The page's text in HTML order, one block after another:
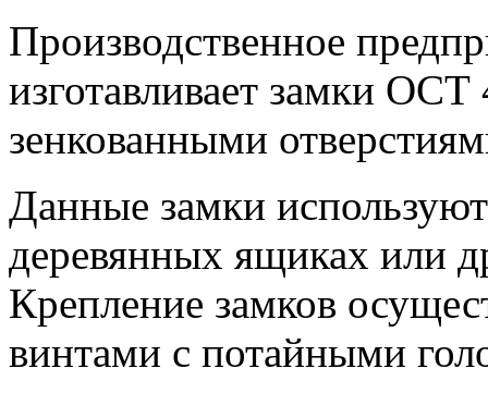
Производственное
изготавливает замки
зенкованными
Данные замки
деревянных ящиках или
Крепление замков
винтами с потайными